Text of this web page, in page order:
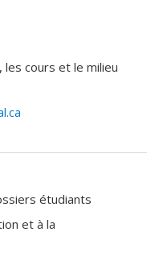
cours et le milieu
étudiants
et à la